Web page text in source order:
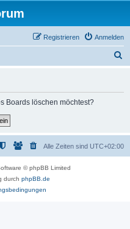
Anmelden
Registrieren
Boards löschen möchtest?
Alle Zeiten sind UTC+02:00
© phpBB Limited
durch phpBB.de